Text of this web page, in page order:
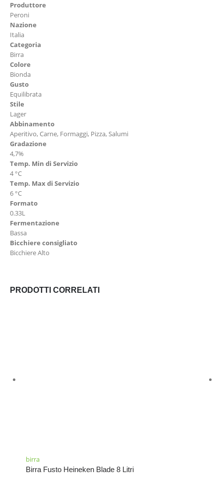
Produttore
Peroni
Nazione
Italia
Categoria
Birra
Colore
Bionda
Gusto
Equilibrata
Stile
Lager
Abbinamento
Aperitivo, Carne, Formaggi, Pizza, Salumi
Gradazione
4,7%
Temp. Min di Servizio
4 °C
Temp. Max di Servizio
6 °C
Formato
0.33L
Fermentazione
Bassa
Bicchiere consigliato
Bicchiere Alto
PRODOTTI CORRELATI
birra
Birra Fusto Heineken Blade 8 Litri